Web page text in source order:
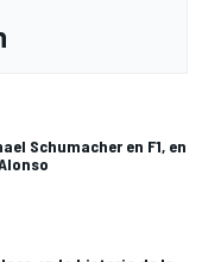
Schumacher en F1, en